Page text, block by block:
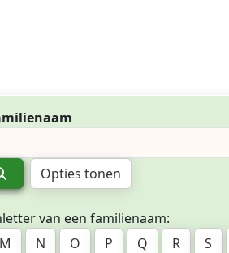
Opties tonen
van een familienaam:
M N O P Q R S